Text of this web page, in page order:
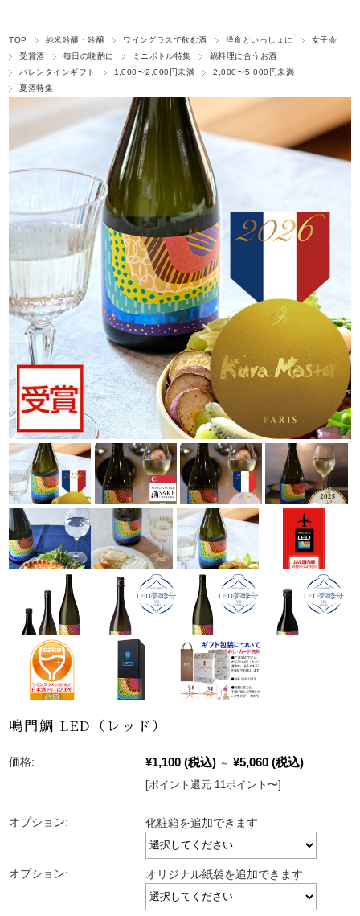
TOP 純米吟醸・吟醸 ワイングラスで飲む酒 洋食といっしょに
女子会
受賞酒
毎日の晩酌に ミニボトル特集
鍋料理に合うお酒
バレンタインギフト
1,000〜2,000円未満
2,000〜5,000円未満
夏酒特集
鳴門鯛 LED（レッド）
価格: ¥1,100 (税込) ～ ¥5,060 (税込)
[ポイント還元 11ポイント〜]
オプション: 化粧箱を追加できます
オプション: オリジナル紙袋を追加できます